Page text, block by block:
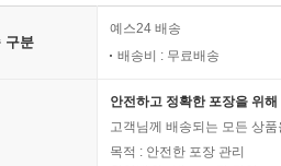
구분
예스24 배송
배송비 : 무료배송
안전하고 정확한 포장을 위
고객님께 배송되는 모든 상
목적 : 안전한 포장 관리